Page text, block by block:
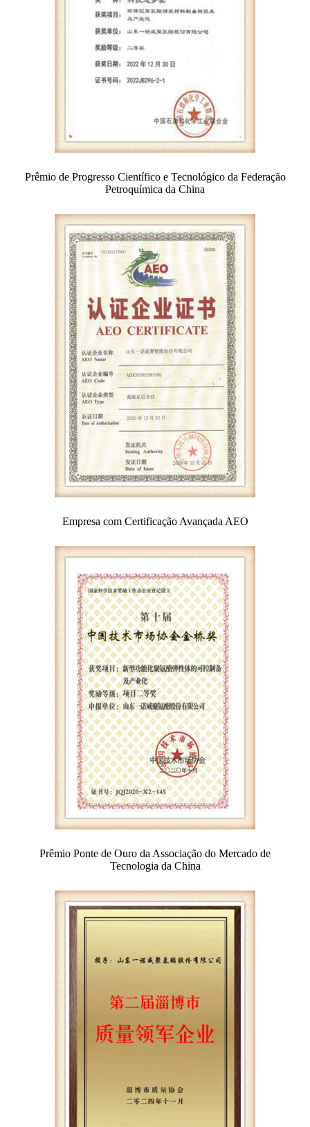
Prêmio de Progresso Científico e Tecnológico da Federação
Petroquímica da China
Empresa com Certificação Avançada AEO
Prêmio Ponte de Ouro da Associação do Mercado de
Tecnologia da China